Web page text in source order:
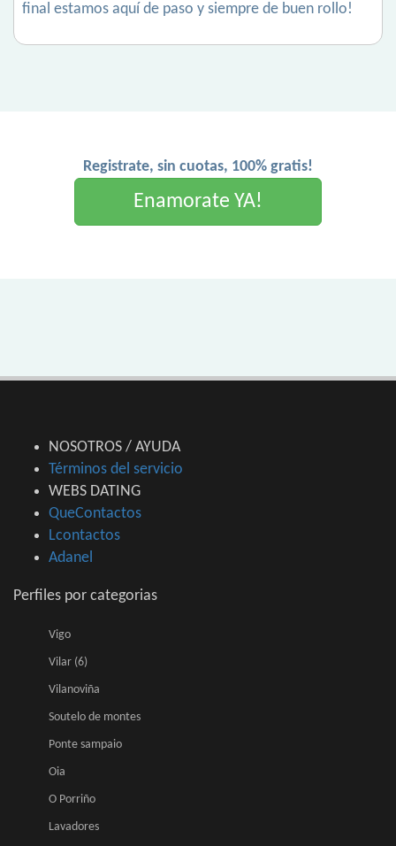
final estamos aquí de paso y siempre de buen rollo!
Registrate, sin cuotas, 100% gratis!
Enamorate YA!
NOSOTROS / AYUDA
Términos del servicio
WEBS DATING
QueContactos
Lcontactos
Adanel
Perfiles por categorias
Vigo
Vilar (6)
Vilanoviña
Soutelo de montes
Ponte sampaio
Oia
O Porriño
Lavadores